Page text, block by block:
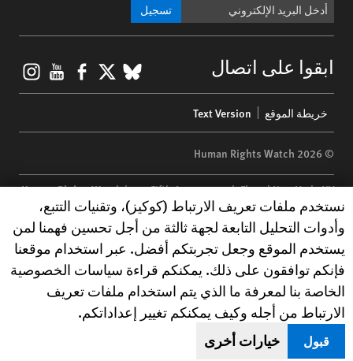
تسجيل
ابقوا على اتصال BlueSky
X
menu
خريطة الموقع Text Version
© 2026 Human Rights Watch
Human Rights Watch| 350 Fifth Avenue, 34th Floor | New York,NY
10118-3299 USA|t 1.212.290.4700
Human Rights Watchis a 501(C)(3) nonprofit registered in the US
under EIN: 13-2875808
Human Rights Watch cookie preferences
نستخدم ملفات تعريف الارتباط (كوكيز)، وتقنيات التتبع،
وأدوات التحليل التابعة لجهة ثالثة من أجل تحسين فهمنا لمن
يستخدم الموقع وجعل تجربتكم أفضل. عبر استخدام موقعنا
فإنكم توافقون على ذلك. يمكنكم قراءة سياسات الخصوصية
الخاصة بنا لمعرفة ما الذي يتم استخدام ملفات تعريف
الارتباط من أجله وكيف يمكنكم تغيير إعداداتكم.
قبول خيارات أخرى